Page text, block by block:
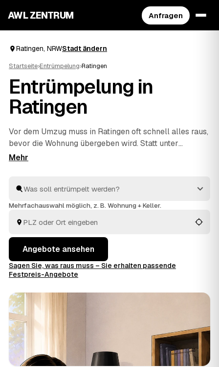
AWL ZENTRUM Anfragen
Ratingen, NRWStadt ändern
Startseite›Entrümpelung›Ratingen
Entrümpelung in
Ratingen
Vor dem Umzug muss in Ratingen oft schnell alles raus,
bevor die Wohnung übergeben wird. Statt unter
Zeitdruck den erstbesten Betrieb zu nehmen, stellen
DüsseldorfundMeerbusch. So vergleichen Sie Preise
und Termine, auch wenn es eilig ist. Die Profis kümmern
Mehrfachauswahl möglich, z. B. Wohnung + Keller.
Angebote ansehen
Sagen Sie, was raus muss – Sie erhalten passende
Festpreis-Angebote